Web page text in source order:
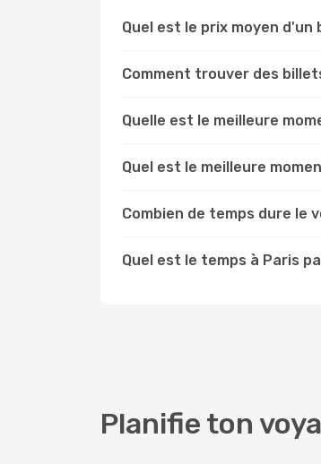
Quel est le prix moyen d'un
Comment trouver des
Quelle est le meilleure
Quel est le meilleure
Combien de temps dure le
Quel est le temps à Paris
Planifie ton